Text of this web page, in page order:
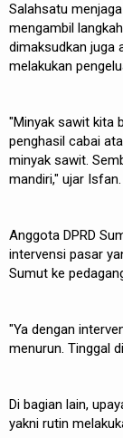
Salahsatu
mengambil
dimaksudkan juga
melakukan
"Minyak sawit kita
penghasil cabai
minyak sawit.
mandiri," ujar Isfan.
Anggota DPRD
intervensi pasar
Sumut ke
"Ya dengan
menurun. Tinggal
Di bagian lain,
yakni rutin